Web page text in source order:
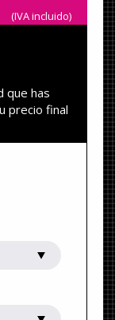
(IVA incluido)
que has
precio final